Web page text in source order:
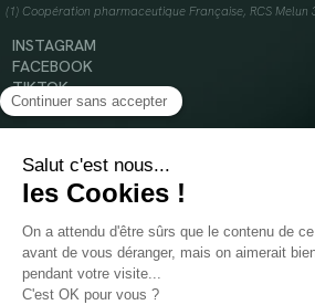
(1) Coopération pharmaceutique Française, RCS Melun
INSTAGRAM
FACEBOOK
TIKTOK
YOUTUBE
© 2024 Oenobiol Paris
Mentions légales
Politique en matière de cookies
POUR VOTRE SANTÉ, MANGEZ AU MOINS CINQ